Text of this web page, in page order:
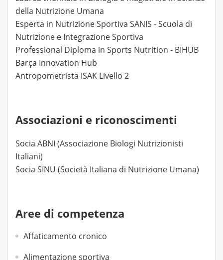
della Nutrizione Umana
Esperta in Nutrizione Sportiva SANIS - Scuola di
Nutrizione e Integrazione Sportiva
Professional Diploma in Sports Nutrition - BIHUB
Barça Innovation Hub
Antropometrista ISAK Livello 2
Associazioni e riconoscimenti
Socia ABNI (Associazione Biologi Nutrizionisti
Italiani)
Socia SINU (Società Italiana di Nutrizione Umana)
Aree di competenza
Affaticamento cronico
Alimentazione sportiva